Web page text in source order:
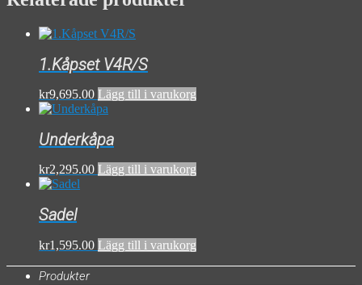
1.Kåpset V4R/S
kr9,695.00 Lägg till i varukorg
Underkåpa
kr2,295.00 Lägg till i varukorg
Sadel
kr1,595.00 Lägg till i varukorg
Produkter